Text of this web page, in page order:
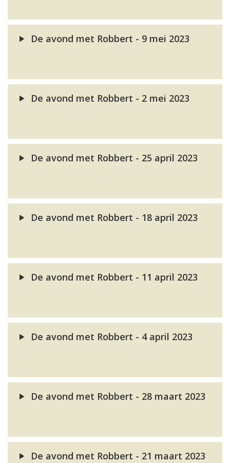
De avond met Robbert - 9 mei 2023
De avond met Robbert - 2 mei 2023
De avond met Robbert - 25 april 2023
De avond met Robbert - 18 april 2023
De avond met Robbert - 11 april 2023
De avond met Robbert - 4 april 2023
De avond met Robbert - 28 maart 2023
De avond met Robbert - 21 maart 2023